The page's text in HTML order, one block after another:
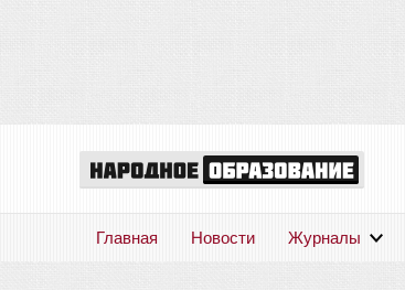
Главная Новости Журналы